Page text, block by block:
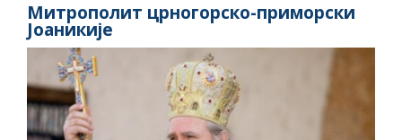
Митрополит црногорско-приморски
Јоаникије